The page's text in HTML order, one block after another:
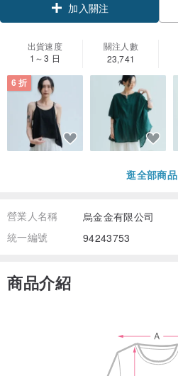
加入關注
出貨速度
1～3 日
關注人數
23,741
6 折
逛全部商品
營業人名稱
烏金金有限公司
統一編號
94243753
商品介紹